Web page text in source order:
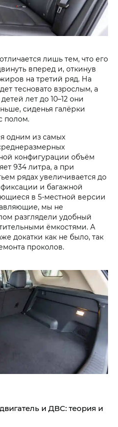
лишь тем, что его
вперед и, откинув
на третий ряд. На
тесновато взрослым, а
лет до 10–12 они
сиденья галёрки
полом.
одним из самых
конфигурации объём
934 литра, а при
рядах увеличивается до
фиксации и багажной
в 5-местной версии
мы не
разглядели удобный
ёмкостями. А
докатки как не было, так
проколов.
и ДВС: теория и